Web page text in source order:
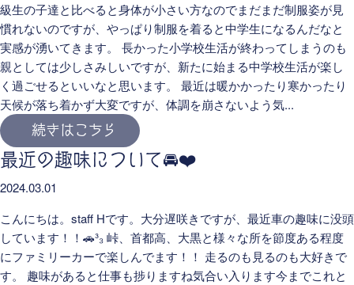
級生の子達と比べると身体が小さい方なのでまだまだ制服姿が見
慣れないのですが、やっぱり制服を着ると中学生になるんだなと
実感が湧いてきます。 長かった小学校生活が終わってしまうのも
親としては少しさみしいですが、新たに始まる中学校生活が楽し
く過ごせるといいなと思います。 最近は暖かかったり寒かったり
天候が落ち着かず大変ですが、体調を崩さないよう気...
続きはこちら
最近の趣味について🚘❤️
2024.03.01
こんにちは。staff Hです。大分遅咲きですが、最近車の趣味に没頭
しています！！🚗³₃ 峠、首都高、大黒と様々な所を節度ある程度
にファミリーカーで楽しんでます！！ 走るのも見るのも大好きで
す。 趣味があると仕事も捗りますね気合い入ります今までこれと